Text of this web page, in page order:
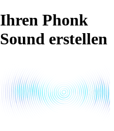
Ihren Phonk
Sound erstellen